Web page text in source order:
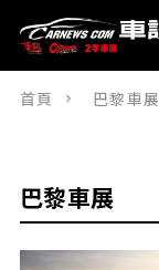
首頁 巴黎車展
巴黎車展